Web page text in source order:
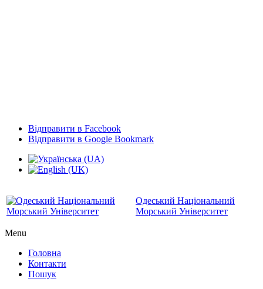
Відправити в Facebook
Відправити в Google Bookmark
Одеський Національний
Морський Університет
Menu
Головна
Контакти
Пошук